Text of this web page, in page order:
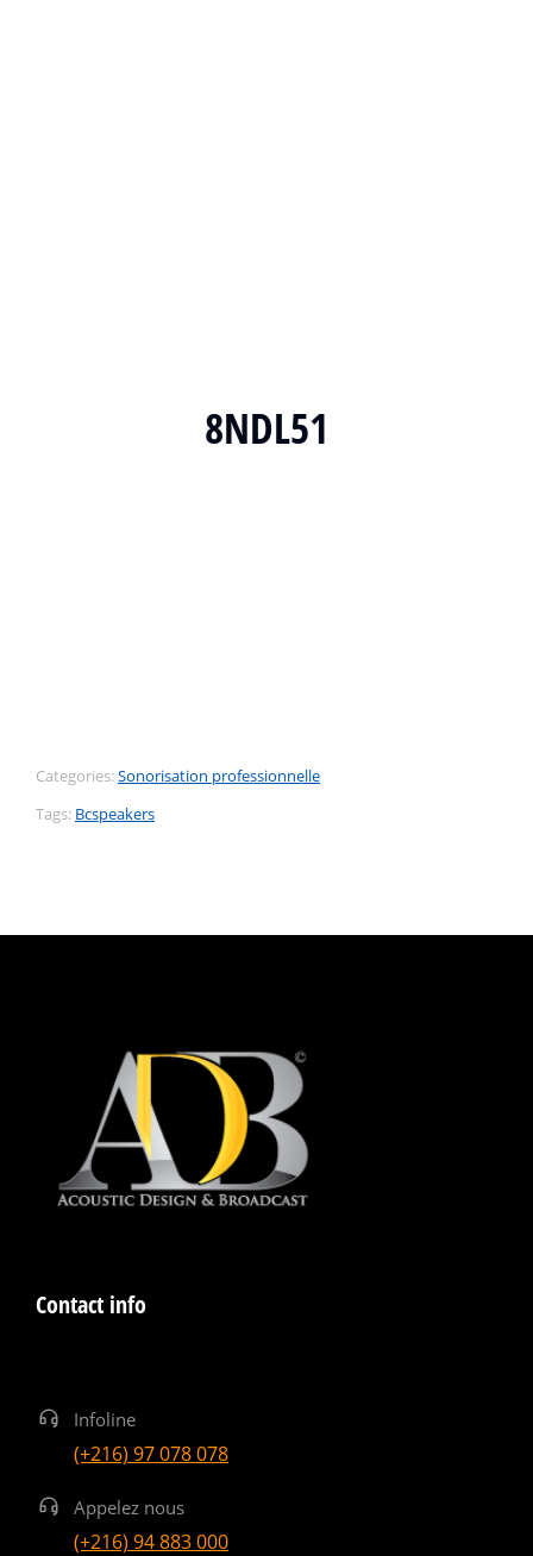
8NDL51
Categories:Sonorisation professionnelle
Tags: Bcspeakers
Contact info
Infoline
(+216) 97 078 078
Appelez nous
(+216) 94 883 000